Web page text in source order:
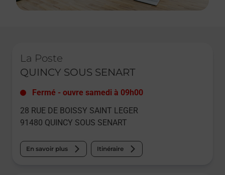
La Poste
QUINCY SOUS SENART
Fermé - ouvre samedi à 09h00
28 RUE DE BOISSY SAINT LEGER
91480 QUINCY SOUS SENART
En savoir plus Itinéraire